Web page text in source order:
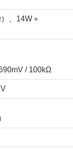
、14W＋
/ 100kΩ